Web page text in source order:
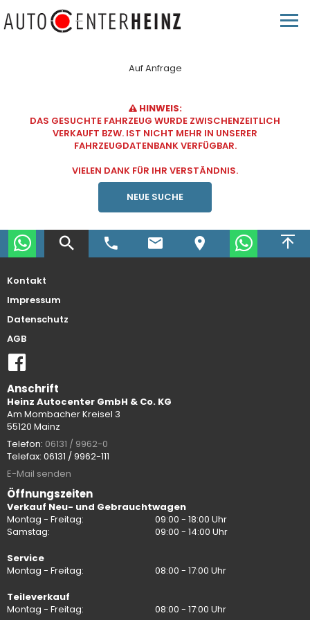
Auf Anfrage
HINWEIS:
DAS GESUCHTE FAHRZEUG WURDE ZWISCHENZEITLICH
VERKAUFT BZW. IST NICHT MEHR IN UNSERER
FAHRZEUGDATENBANK VERFÜGBAR.
VIELEN DANK FÜR IHR VERSTÄNDNIS.
NEUE SUCHE
Kontakt
Impressum
Datenschutz
AGB
Anschrift
Heinz Autocenter GmbH & Co. KG
Am Mombacher Kreisel 3
55120 Mainz
Telefon: 06131 / 9962-0
Telefax: 06131 / 9962-111
E-Mail senden
Öffnungszeiten
Verkauf Neu- und Gebrauchtwagen
Montag - Freitag:
09:00 - 18:00 Uhr
Samstag:
09:00 - 14:00 Uhr
Service
Montag - Freitag:
08:00 - 17:00 Uhr
Teileverkauf
Montag - Freitag:
08:00 - 17:00 Uhr